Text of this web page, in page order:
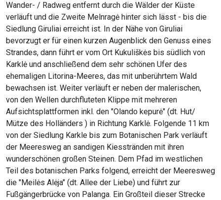
Wander- / Radweg entfernt durch die Wälder der Küste
verläuft und die Zweite Melnragė hinter sich lässt - bis die
Siedlung Giruliai erreicht ist. In der Nähe von Giruliai
bevorzugt er für einen kurzen Augenblick den Genuss eines
Strandes, dann führt er vom Ort Kukuliškės bis südlich von
Karklė und anschließend dem sehr schönen Ufer des
ehemaligen Litorina-Meeres, das mit unberührtem Wald
bewachsen ist. Weiter verläuft er neben der malerischen,
von den Wellen durchfluteten Klippe mit mehreren
Aufsichtsplattformen inkl. den "Olando kepurė" (dt. Hut/
Mütze des Holländers ) in Richtung Karklė. Folgende 11 km
von der Siedlung Karkle bis zum Botanischen Park verläuft
der Meeresweg an sandigen Kiesstränden mit ihren
wunderschönen großen Steinen. Dem Pfad im westlichen
Teil des botanischen Parks folgend, erreicht der Meeresweg
die "Meilės Alėja" (dt. Allee der Liebe) und führt zur
Fußgängerbrücke von Palanga. Ein Großteil dieser Strecke